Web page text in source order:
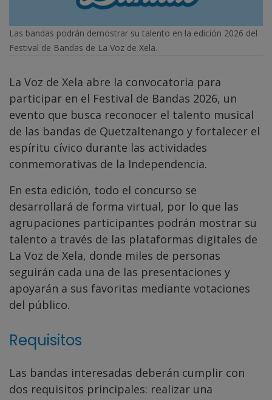
Las bandas podrán demostrar su talento en la edición 2026 del
Festival de Bandas de La Voz de Xela.
La Voz de Xela abre la convocatoria para
participar en el Festival de Bandas 2026, un
evento que busca reconocer el talento musical
de las bandas de Quetzaltenango y fortalecer el
espíritu cívico durante las actividades
conmemorativas de la Independencia.
En esta edición, todo el concurso se
desarrollará de forma virtual, por lo que las
agrupaciones participantes podrán mostrar su
talento a través de las plataformas digitales de
La Voz de Xela, donde miles de personas
seguirán cada una de las presentaciones y
apoyarán a sus favoritas mediante votaciones
del público.
Requisitos
Las bandas interesadas deberán cumplir con
dos requisitos principales: realizar una